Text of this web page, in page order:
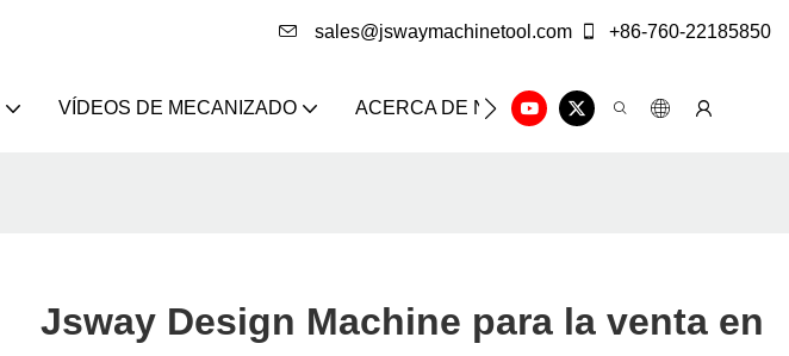
sales@jswaymachinetool.com +86-760-22185850
VÍDEOS DE MECANIZADO ACERCA DE NOSOTROS SOLUCIÓN
Jsway Design Machine para la venta en